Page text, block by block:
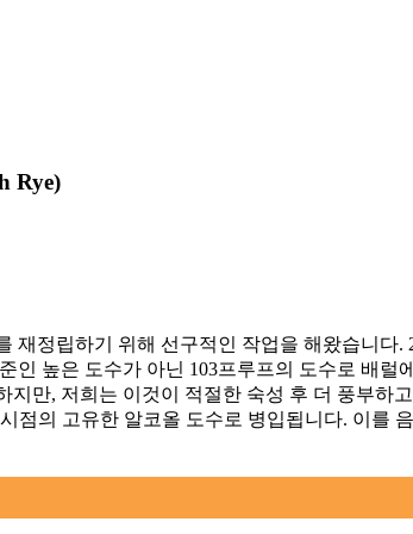
Rye)
재정립하기 위해 선구적인 작업을 해왔습니
높은 도수가 아닌 103프루프의 도수로 배
만, 저희는 이것이 적절한 숙성 후 더 풍부하
의 고유한 알코올 도수로 병입됩니다. 이를